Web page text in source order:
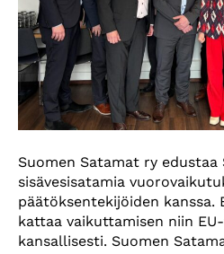
Suomen Satamat ry
sisävesisatamia
päätöksentekijöiden kanssa.
kattaa vaikuttamisen niin
kansallisesti. Suomen